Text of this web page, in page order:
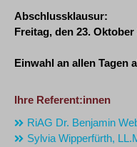
Abschlussklausur:
Freitag, den 23. Oktober
Einwahl an allen Tagen
Ihre Referent:innen
RiAG Dr. Benjamin
Sylvia Wipperfürth,